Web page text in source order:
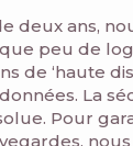
deux ans,
peu de
de ‘haute
La
Pour